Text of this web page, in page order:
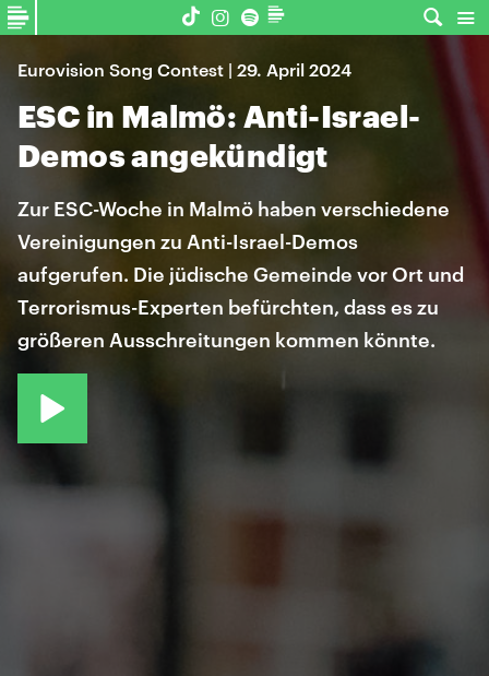
Eurovision Song Contest | 29. April 2024
ESC in Malmö: Anti-Israel-
Demos angekündigt
Zur ESC-Woche in Malmö haben verschiedene
Vereinigungen zu Anti-Israel-Demos
aufgerufen. Die jüdische Gemeinde vor Ort und
Terrorismus-Experten befürchten, dass es zu
größeren Ausschreitungen kommen könnte.